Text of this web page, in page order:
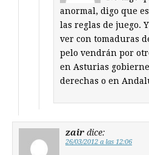
anormal, digo que
las reglas de juego.
ver con tomaduras
pelo vendrán por
en Asturias
derechas o en
zair dice:
26/03/2012 a las 12:06